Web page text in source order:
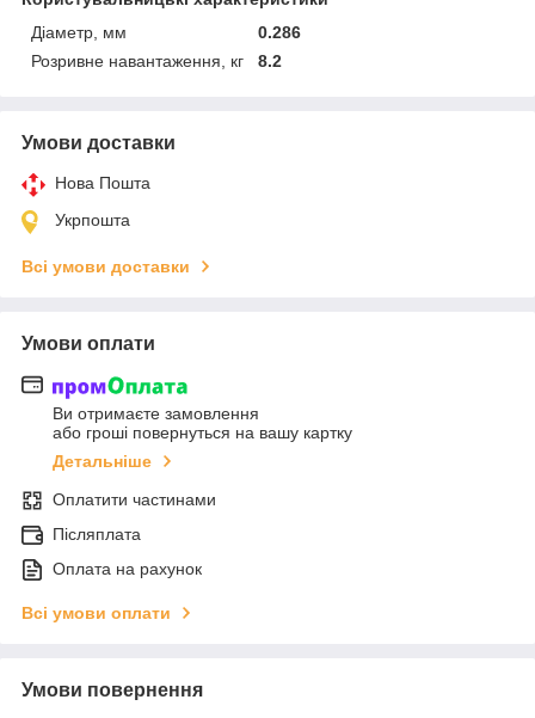
Діаметр, мм
0.286
Розривне навантаження, кг
8.2
Умови доставки
Нова Пошта
Укрпошта
Всі умови доставки
Умови оплати
Ви отримаєте замовлення
або гроші повернуться на вашу картку
Детальніше
Оплатити частинами
Післяплата
Оплата на рахунок
Всі умови оплати
Умови повернення